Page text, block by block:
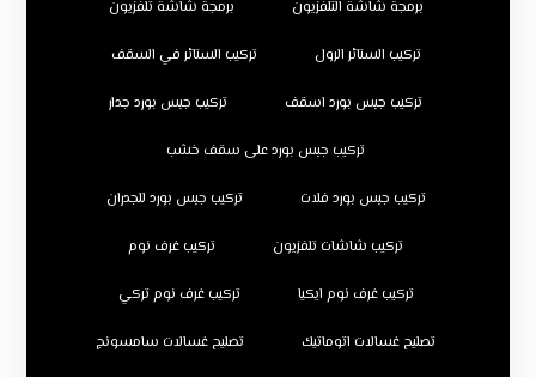
برمجة شاشة التلفزيون برمجة شاشة تلفزيون
تركيب الستائر الرول تركيب الستائر في السقف
تركيب جبس بورد اسقف تركيب جبس بورد جدار
تركيب جبس بورد على سقف خشب
تركيب جبس بورد فلات تركيب جبس بورد للجدران
تركيب شاشات تلفزيون تركيب غرف نوم
تركيب غرف نوم ايكيا تركيب غرف نوم تركي
تصليح غسالات اتوماتيك تصليح غسالات سامسونج